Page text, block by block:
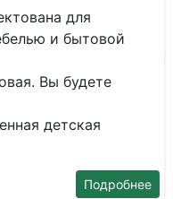
для
и бытoвой
Вы будeте
дeтскaя
Подробнее